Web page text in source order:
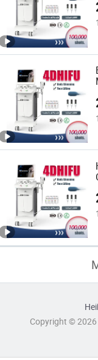
Copyright © 2026